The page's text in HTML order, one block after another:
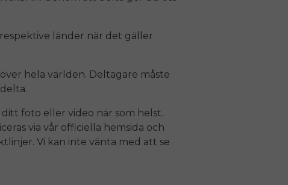
länder när det gäller
hela världen. Deltagare måste
foto eller video när som helst.
via vår officiella hemsida och
Vi kan inte vänta med att se